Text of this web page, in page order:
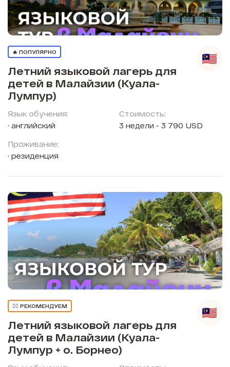
🔥 ПОПУЛЯРНО
Летний языковой лагерь для
детей в Малайзии (Куала-
Лумпур)
Язык обучения:
английский
Проживание:
резиденция
Стоимость:
3 недели - 3 790 USD
👍🏼 РЕКОМЕНДУЕМ
Летний языковой лагерь для
детей в Малайзии (Куала-
Лумпур + о. Борнео)